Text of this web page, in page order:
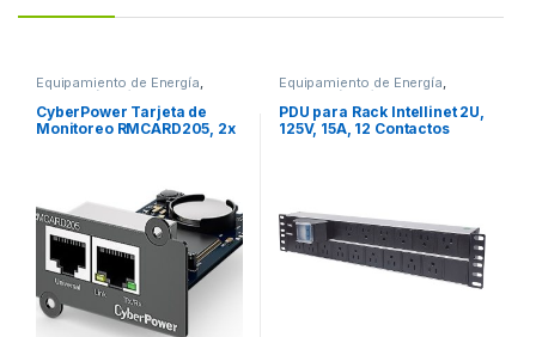
Equipamiento de Energía
Protección Eléctrica
CyberPower Tarjeta de
Monitoreo RMCARD205, 2x
Equipamiento de Energía
Protección Eléctrica
PDU para Rack Intellinet 2U,
125V, 15A, 12 Contactos